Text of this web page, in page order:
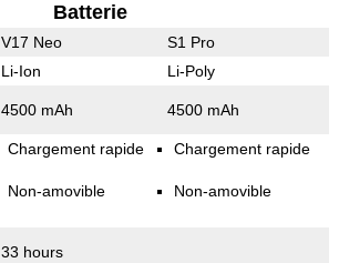
Batterie
V17 Neo S1 Pro
Li-Ion Li-Poly
4500 mAh 4500 mAh
Chargement rapide
Non-amovible
Chargement rapide
Non-amovible
33 hours